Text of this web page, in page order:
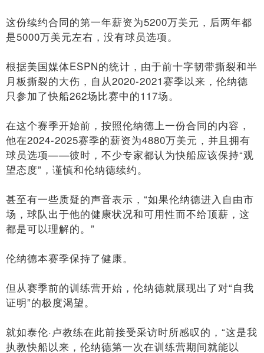
这份续约合同的第一年薪资为5200万美元，后两年都
是5000万美元左右，没有球员选项。
根据美国媒体ESPN的统计，由于前十字韧带撕裂和半
月板撕裂的大伤，自从2020-2021赛季以来，伦纳德
只参加了快船262场比赛中的117场。
在这个赛季开始前，按照伦纳德上一份合同的内容，
他在2024-2025赛季的薪资为4880万美元，并且拥有
球员选项——彼时，不少专家都认为快船应该保持“观
望态度”，谨慎和伦纳德续约。
甚至有一些质疑的声音表示，“如果伦纳德进入自由市
场，球队出于他的健康状况和可用性而不给顶薪，这
都是可以理解的。”
伦纳德本赛季保持了健康。
但从赛季前的训练营开始，伦纳德就展现出了对“自我
证明”的极度渴望。
就如泰伦·卢教练在此前接受采访时所感叹的，“这是我
执教快船以来，伦纳德第一次在训练营期间就能以